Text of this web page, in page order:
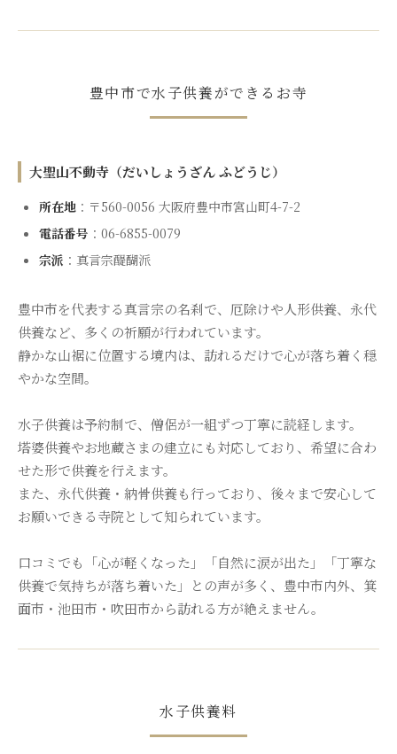
豊中市で水子供養ができるお寺
大聖山不動寺（だいしょうざん ふどうじ）
所在地 ：〒560-0056 大阪府豊中市宮山町4-7-2
電話番号 ：06-6855-0079
宗派 ：真言宗醍醐派
豊中市を代表する真言宗の名刹で、厄除けや人形供養、永代
供養など、多くの祈願が行われています。
静かな山裾に位置する境内は、訪れるだけで心が落ち着く穏
やかな空間。
水子供養は予約制で、僧侶が一組ずつ丁寧に読経します。
塔婆供養やお地蔵さまの建立にも対応しており、希望に合わ
せた形で供養を行えます。
また、永代供養・納骨供養も行っており、後々まで安心して
お願いできる寺院として知られています。
口コミでも「心が軽くなった」「自然に涙が出た」「丁寧な
供養で気持ちが落ち着いた」との声が多く、豊中市内外、箕
面市・池田市・吹田市から訪れる方が絶えません。
水子供養料